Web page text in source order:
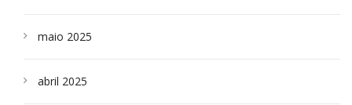
maio 2025
abril 2025